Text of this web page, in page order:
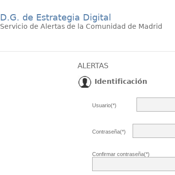
D.G. de Estrategia Digital
Servicio de Alertas de la Comunidad de Madrid
ALERTAS
Identificación
Usuario(*)
Contraseña(*)
Confirmar contraseña(*)